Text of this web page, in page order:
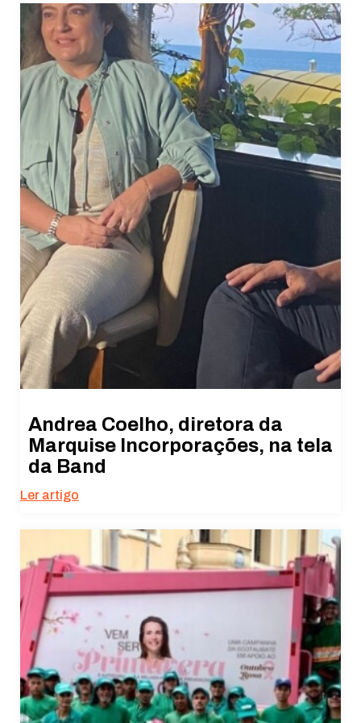
Andrea Coelho, diretora da
Marquise Incorporações, na tela
da Band
Ler artigo
Necessário
opcionais. São
necessários
para o
funcionamento
do site.